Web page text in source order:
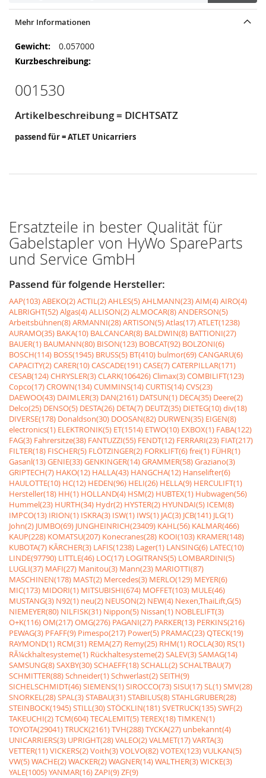
Mehr Informationen
Mehr
Informationen
0.057000
001530
Artikelbeschreibung = DICHTSATZ
passend für = ATLET Unicarriers
Ersatzteile in bester Qualität für
Gabelstapler von HyWo SpareParts
und Service GmbH
Passend für folgende Hersteller:
AAP(103)ABEKO(2)ACTIL(2)AHLES(5)AHLMANN(23)AIM(4)AIRO(4)
ALBRIGHT(52)Algas(4)ALLISON(2)ALMOCAR(8)ANDERSON(5)
Arbeitsbühnen(8)ARMANNI(28)ARTISON(5)Atlas(17)ATLET(1238)
AURAMO(35) BAKA(10) BALCANCAR(8) BALDWIN(8) BATTIONI(27)
BAUER(1) BAUMANN(80) BISON(123) BOBCAT(92) BOLZONI(6)
BOSCH(114) BOSS(1945) BRUSS(5) BT(410) bulmor(69)CANGARU(6)
CAPACITY(2)CARER(10)CASCADE(191)CASE(7)CATERPILLAR(171)
CESAB(124)CHRYSLER(3)CLARK(106426)Climax(3)COMBILIFT(123)
Copco(17)CROWN(134)CUMMINS(14)CURTIS(14)CVS(23)
DAEWOO(43) DAIMLER(3) DAN(2161) DATSUN(1) DECA(35) Deere(2)
Delco(25) DENSO(5) DESTA(26) DETA(7) DEUTZ(35) DIETEG(10)div(18)
DIVERSE(178) Donaldson(30) DOOSAN(82) DURWEN(35) EIGEN(8)
electronics(1) ELEKTRONIK(5) ET(1514) ETWO(10) EXBOX(1) FABA(122)
FAG(3) Fahrersitze(38) FANTUZZI(55) FENDT(12) FERRARI(23) FIAT(217)
FILTER(18) FISCHER(5) FLÖTZINGER(2) FORKLIFT(6)frei(1) FÜHR(1)
Gasanl(13)GENIE(33)GENKINGER(14)GRAMMER(58)Graziano(3)
GRIPTECH(7) HAKO(12) HALLA(43) HANGCHA(12) Hanselifter(6)
HAULOTTE(10) HC(12) HEDEN(96) HELI(26) HELLA(9) HERCULIFT(1)
Hersteller(18) HH(1) HOLLAND(4) HSM(2) HUBTEX(1) Hubwagen(56)
Hummel(23) HURTH(34) Hydr(2) HYSTER(2) HYUNDAI(5) ICEM(8)
IMPCO(13) IRION(1) ISKRA(3) ISW(1) IWS(1) JAC(3) JCB(141) JLG(1)
John(2) JUMBO(69) JUNGHEINRICH(23409) KAHL(56) KALMAR(466)
KAUP(228) KOMATSU(207) Konecranes(28) KOOI(103) KRAMER(148)
KUBOTA(7) KÃRCHER(3) LAFIS(1238) Lager(1) LANSING(6) LATEC(10)
LINDE(97790) LITTLE(46) LOC(17) LOGITRANS(5) LOMBARDINI(5)
LUGLI(37) MAFI(27) Manitou(3) Mann(23) MARIOTTI(87)
MASCHINEN(178) MAST(2) Mercedes(3) MERLO(129) MEYER(6)
MIC(173) MIDORI(1) MITSUBISHI(674) MOFFET(103) MULE(46)
MUSTANG(3) N92(1) neu(2) NEUSON(2) NEW(4) Nexen,ThaiLift,G(5)
NIEMEYER(80) NILFISK(31) Nippon(5) Nissan(1) NOBLELIFT(3)
O+K(116)OM(217)OMG(276) PAGANI(27) PARKER(13) PERKINS(216)
PEWAG(3) PFAFF(9) Pimespo(217) Power(5) PRAMAC(23)QTECK(19)
RAYMOND(1) RCM(31) REMA(27) Remy(25) RHM(1) ROCLA(30) RS(1)
RÃ¼ckhaltesysteme(1) Rückhaltesysteme(2)SALEV(3)SAMAG(14)
SAMSUNG(8)SAXBY(30)SCHAEFF(18)SCHALL(2)SCHALTBAU(7)
SCHMITTER(88)Schneider(1)Schwerlast(2)SEITH(9)
SICHELSCHMIDT(46)SIEMENS(1)SIROCCO(73)SISU(17)SL(1)SMV(28)
SNORKEL(28)SPAL(3)STABAU(31)STABILUS(8)STAHLGRUBER(28)
STEINBOCK(1945)STILL(30)STÖCKLIN(181)SVETRUCK(135)SWF(2)
TAKEUCHI(2)TCM(604)TECALEMIT(5)TEREX(18)TIMKEN(1)
TOYOTA(29041)TRUCK(2161)TVH(288)TYCKA(27) unbekannt(4)
UNICARRIERS(3) UPRIGHT(28)VALEO(2)VALMET(17)VARTA(3)
VETTER(11)VICKERS(2)Voith(3)VOLVO(82)VOTEX(123)VULKAN(5)
VW(5)WACHE(2)WACKER(2)WAGNER(14)WALTHER(3)WICKE(3)
YALE(1005)YANMAR(16)ZAPI(9)ZF(9)